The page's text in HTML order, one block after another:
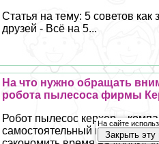
Статья на тему: 5 советов как
друзей - Всё на 5...
На что нужно обращать
робота пылесоса фирмы
Робот пылесос керхер –
самостоятельный пылесос,
На сайте
Закрыть